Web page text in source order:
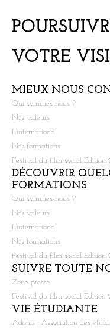
VOTRE
MIEUX NOUS
Qui sommes-nous ?
Nos valeurs
L’international
Nos formations
Festival du film social Edition
DÉCOUVRIR
FORMATIONS
Qui sommes-nous ?
Nos valeurs
L’international
Nos formations
Festival du film social Edition
SUIVRE TOUTE
Zone presse
Festival du film social Edition
VIE ÉTUDIANTE
Adonis : Association des